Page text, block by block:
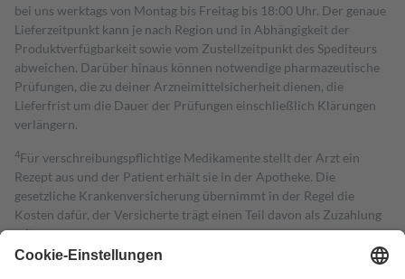
bei uns werktags von Montag bis Freitag bis 18:00 Uhr. Der genaue
Lieferzeitpunkt kann je nach Region und in Abhängigkeit der
Produktverfügbarkeit sowie vom Zustellzeitpunkt des Spediteurs
abweichen. Darüber hinaus können notwendige pharmazeutische
Prüfungen, die zu deiner Arzneimittelsicherheit dienen, die
Lieferfrist um die Dauer der Prüfungen einschließlich Klärungen
verlängern.
4Für verschreibungspflichtige Medikamente stellt der Arzt ein
Rezept aus und der Patient erhält sie in der Apotheke. Die
gesetzliche Krankenversicherung übernimmt in der Regel die
Kosten dafür, der Versicherte trägt einen Teil davon als Zuzahlung
mit.
Grundsätzlich leisten Mitglieder Zuzahlungen in Höhe von zehn